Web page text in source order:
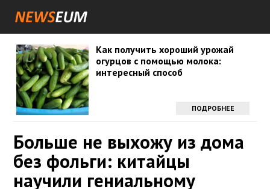
Как получить хороший урожай
огурцов с помощью молока:
интересный способ
ПОДРОБНЕЕ
Больше не выхожу из дома
без фольги: китайцы
научили гениальному